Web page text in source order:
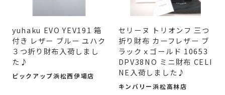
yuhaku EVO YEV191 箱
付き レザー ブルー ユハク
３つ折り財布入荷しまし
た♪
ピックアップ浜松西伊場店
セリーヌ トリオンフ 三つ
折り財布 カーフレザー ブ
ラックｘゴールド 10653
DPV38NO ミニ財布 CELI
NE入荷しました♪
キンバリー浜松高林店